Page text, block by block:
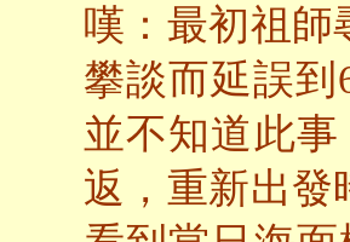
嘆：最初祖師
攀談而延誤
並不知道此
返，重新出發